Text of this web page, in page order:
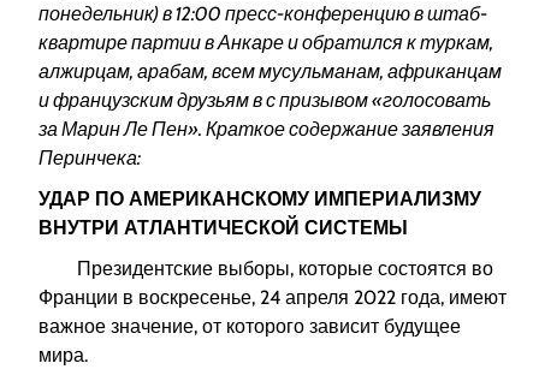
понедельник) в 12:00 пресс-конференцию в штаб-
квартире партии в Анкаре и обратился к туркам,
алжирцам, арабам, всем мусульманам, африканцам
и французским друзьям в с призывом «голосовать
за Марин Ле Пен». Краткое содержание заявления
Перинчека:
УДАР ПО АМЕРИКАНСКОМУ ИМПЕРИАЛИЗМУ
ВНУТРИ АТЛАНТИЧЕСКОЙ СИСТЕМЫ
Президентские выборы, которые состоятся во
Франции в воскресенье, 24 апреля 2022 года, имеют
важное значение, от которого зависит будущее
мира.